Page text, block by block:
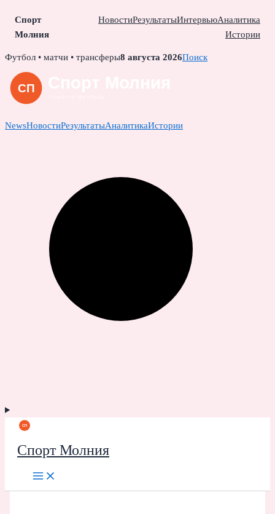
Спорт
Молния
НовостиРезультатыИнтервьюАналитика
Истории
Skip
content
Футбол • матчи • трансферы8 августа 2026Поиск
NewsНовостиРезультатыАналитикаИстории
Спорт Молния